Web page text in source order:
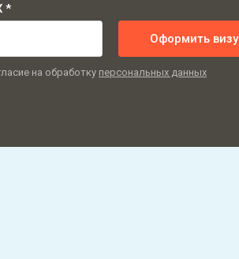
*
Оформить визу
на обработку персональных данных